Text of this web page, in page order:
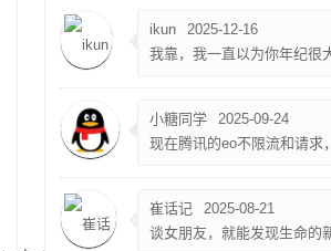
ikun
2025-12-16
我靠，我一直以为你年纪很
小糖同学
2025-09-24
崔话记
2025-08-21
谈女朋友，就能发现生命的